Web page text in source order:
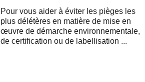
Pour vous aider à éviter les pièges les
plus délétères en matière de mise en
œuvre de démarche environnementale,
de certification ou de labellisation ...